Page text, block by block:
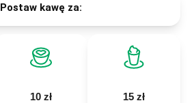
Postaw kawę za:
10 zł 15 zł